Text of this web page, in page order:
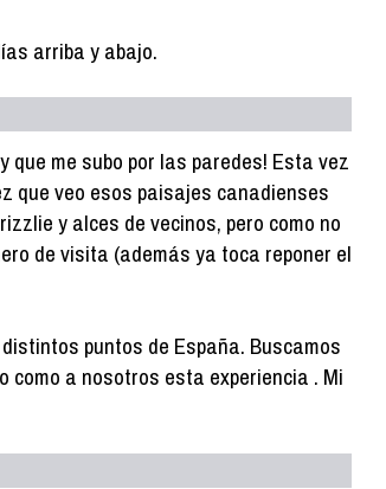
arriba y abajo.
me subo por las paredes! Esta vez
que veo esos paisajes canadienses
y alces de vecinos, pero como no
de visita (además ya toca reponer el
puntos de España. Buscamos
a nosotros esta experiencia . Mi